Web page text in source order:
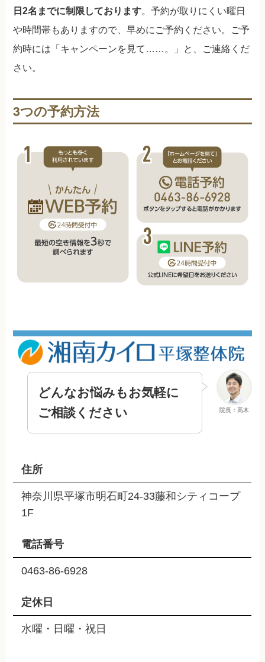
日2名までに制限しております。予約が取りにくい曜日
や時間帯もありますので、早めにご予約ください。ご予
約時には「キャンペーンを見て……。」と、ご連絡くだ
さい。
3つの予約方法
院長：高木
どんなお悩みもお気軽に
ご相談ください
住所
神奈川県平塚市明石町24-33藤和シティコープ
1F
電話番号
0463-86-6928
定休日
水曜・日曜・祝日